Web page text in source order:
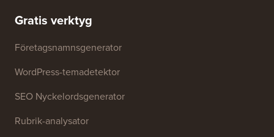
varumärkesresurser
Gratis verktyg